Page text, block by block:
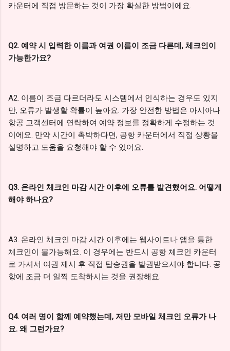
카운터에 직접 방문하는 것이 가장 확실한 방법이에요.
Q2. 예약 시 입력한 이름과 여권 이름이 조금 다른데, 체크인이
가능한가요?
A2. 이름이 조금 다르더라도 시스템에서 인식하는 경우도 있지
만, 오류가 발생할 확률이 높아요. 가장 안전한 방법은 아시아나
항공 고객센터에 연락하여 예약 정보를 정확하게 수정하는 것
이에요. 만약 시간이 촉박하다면, 공항 카운터에서 직접 상황을
설명하고 도움을 요청해야 할 수 있어요.
Q3. 온라인 체크인 마감 시간 이후에 오류를 발견했어요. 어떻게
해야 하나요?
A3. 온라인 체크인 마감 시간 이후에는 웹사이트나 앱을 통한
체크인이 불가능해요. 이 경우에는 반드시 공항 체크인 카운터
로 가셔서 여권 제시 후 직접 탑승권을 발권받으셔야 합니다. 공
항에 조금 더 일찍 도착하시는 것을 권장해요.
Q4. 여러 명이 함께 예약했는데, 저만 모바일 체크인 오류가 나
요. 왜 그런가요?